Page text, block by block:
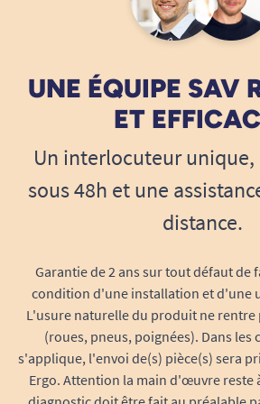
Limite les projections de
les vêtements lors de
Permet un nettoyage
hygiène facilitée de la roue.
Apporte une touche de
unique grâce à une grande
décors, motifs ou coloris.
Compatibilité simple :la
sur la plupart des roues de
fixation. Légère et résistante,
poussée, ni la manipulation du
Installation et retrait : un
Le système de fixation innovant
Golf rend son installation à la
UNE ÉQUIPE SAV
ET
Un interlocuteur unique,
sous 48h et une
distance.
Garantie de 2 ans sur tout défaut de
condition d'une installation et d'une
L'usure naturelle du produit ne rentre
(roues, pneus, poignées). Dans les
s'applique, l'envoi de(s) pièce(s) sera
Ergo. Attention la main d'œuvre reste